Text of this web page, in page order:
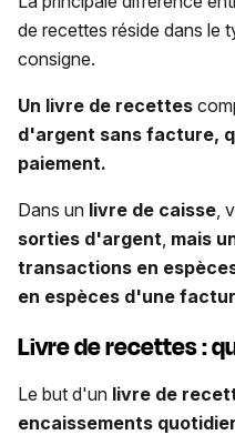
de recettes réside dans le
consigne.
Un livre de recettes
d'argent sans facture,
paiement.
Dans un livre de caisse ,
sorties d'argent mais
transactions en
en espèces d'une
Livre de recettes :
Le but d'un livre de
encaissements